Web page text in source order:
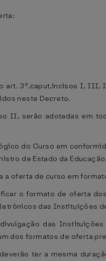
3º,caput,incisos I, III,
neste Decreto.
II, serão adotadas em
do Curso em
de Estado da Educação.
oferta de curso em
o formato de oferta
das Instituições
das
dos formatos de oferta
ter a mesma